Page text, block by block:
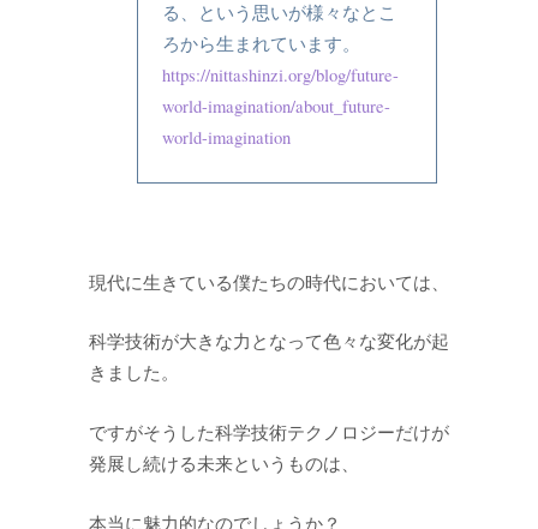
る、という思いが様々なとこ
ろから生まれています。
https://nittashinzi.org/blog/future-
world-imagination/about_future-
world-imagination
現代に生きている僕たちの時代においては、
科学技術が大きな力となって色々な変化が起
きました。
ですがそうした科学技術テクノロジーだけが
発展し続ける未来というものは、
本当に魅力的なのでしょうか？